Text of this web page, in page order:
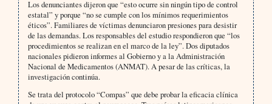
Los denunciantes dijeron que “esto ocurre sin ningún tipo de control
estatal” y porque “no se cumple con los mínimos requerimientos
éticos”. Familiares de víctimas denunciaron presiones para desistir
de las demandas. Los responsables del estudio respondieron que “los
procedimientos se realizan en el marco de la ley”. Dos diputados
nacionales pidieron informes al Gobierno y a la Administración
Nacional de Medicamentos (ANMAT). A pesar de las críticas, la
investigación continúa.
Se trata del protocolo “Compas” que debe probar la eficacia clínica